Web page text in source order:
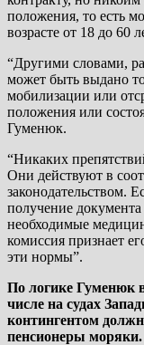
положения, то есть
возрасте от 18 до 60
“Другими словами,
может быть выдано
мобилизации или
положения или
Гуменюк.
“Никаких
Они действуют в
законодательством.
получение
необходимые
комиссия признает
эти нормы”.
По логике Гуменюк
числе на судах
контингентом
пенсионеры моряки.